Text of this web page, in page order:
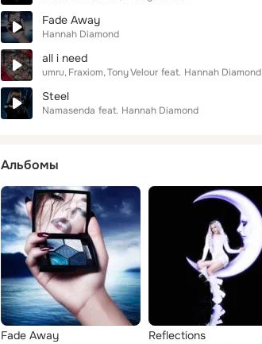
Fade Away
Hannah Diamond
all i need
umru Fraxiom Tony Velour feat. Hannah Diamond
Steel
Namasenda feat. Hannah Diamond
Альбомы
Fade Away Reflections